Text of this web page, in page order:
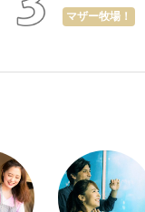
マザー牧場！